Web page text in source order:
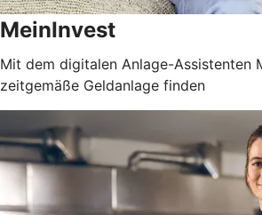
MeinInvest
Mit dem digitalen Anlage-Assistenten
zeitgemäße Geldanlage finden